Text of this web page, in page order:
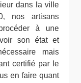
dans la ville
nos artisans
à une
son état et
mais
certifié par le
en faire quant